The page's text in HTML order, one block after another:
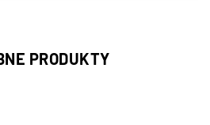
PRODUKTY